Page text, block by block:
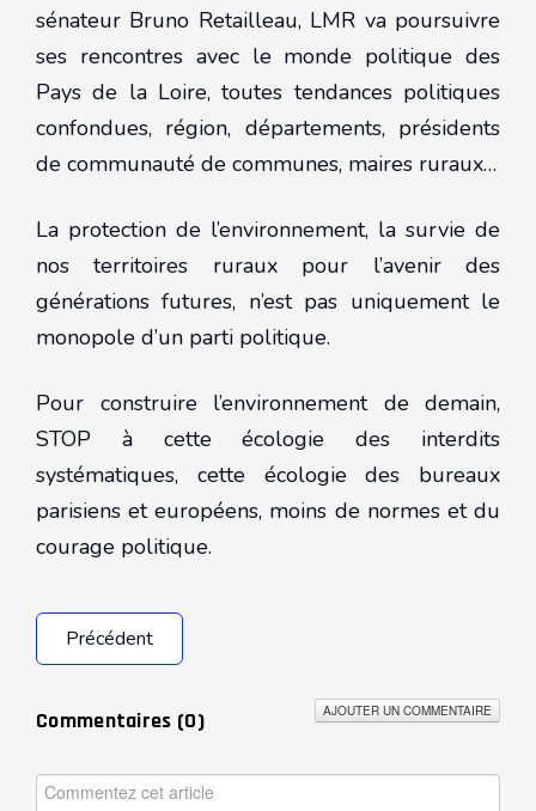
sénateur Bruno Retailleau, LMR va poursuivre
ses rencontres avec le monde politique des
Pays de la Loire, toutes tendances politiques
confondues, région, départements, présidents
de communauté de communes, maires ruraux…
La protection de l’environnement, la survie de
nos territoires ruraux pour l’avenir des
générations futures, n’est pas uniquement le
monopole d’un parti politique.
Pour construire l’environnement de demain,
STOP à cette écologie des interdits
systématiques, cette écologie des bureaux
parisiens et européens, moins de normes et du
courage politique.
Précédent
Commentaires (0) AJOUTER UN COMMENTAIRE